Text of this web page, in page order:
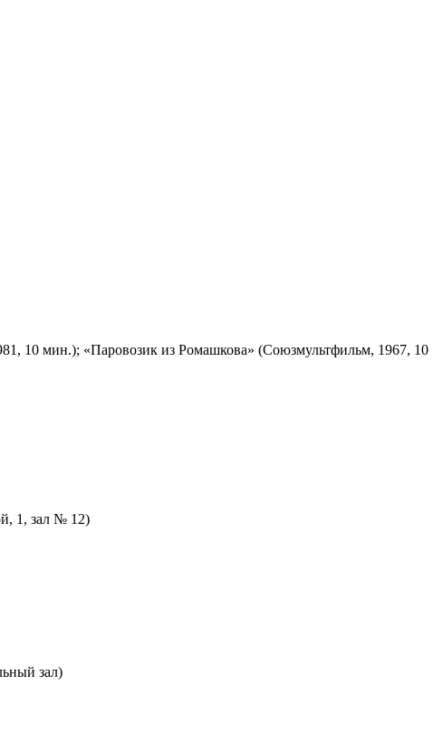
10 мин.); «Паровозик из Ромашкова» (Союзмультфильм, 1967, 10
1, зал № 12)
зал)